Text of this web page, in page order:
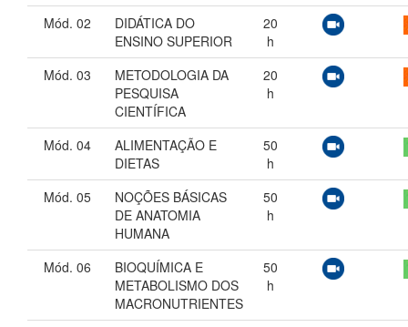
Mód. 02
DIDÁTICA DO
ENSINO SUPERIOR
20
h
Mód. 03
METODOLOGIA DA
PESQUISA
CIENTÍFICA
20
h
Mód. 04
ALIMENTAÇÃO E
DIETAS
50
h
Mód. 05
NOÇÕES BÁSICAS
DE ANATOMIA
HUMANA
50
h
Mód. 06
BIOQUÍMICA E
METABOLISMO DOS
MACRONUTRIENTES
50
h